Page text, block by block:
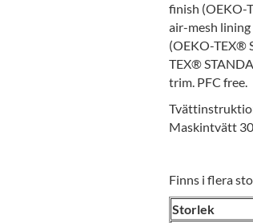
finish (OEKO-
air-mesh
(OEKO-TEX®
TEX®
trim. PFC free.
Maskintvätt
Finns i flera
Storlek